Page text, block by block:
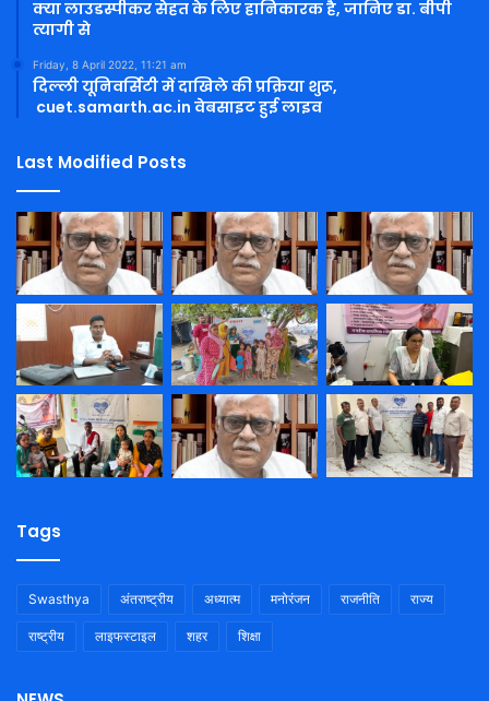
क्या लाउडस्पीकर सेहत के लिए हानिकारक है, जानिए डा. बीपी
त्यागी से
Friday, 8 April 2022, 11:21 am
दिल्ली यूनिवर्सिटी में दाखिले की प्रक्रिया शुरू,
cuet.samarth.ac.in वेबसाइट हुई लाइव
Last Modified Posts
Tags
Swasthya अंतराष्ट्रीय अध्यात्म मनोरंजन राजनीति राज्य
राष्ट्रीय लाइफस्टाइल शहर शिक्षा